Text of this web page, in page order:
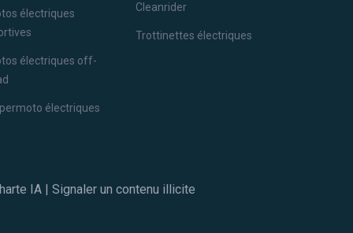
électriques
électriques off-
électriques
Cleanrider
Trottinettes électriques
IA | Signaler un contenu illicite